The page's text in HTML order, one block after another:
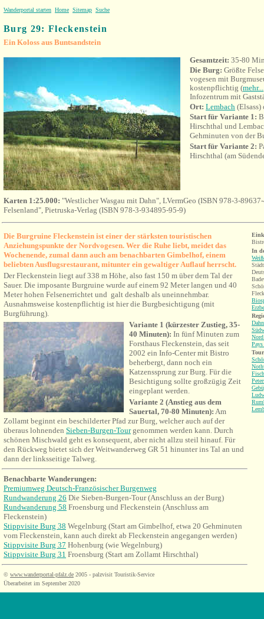
Wanderportal starten Home Sitemap Suche
Burg 29: Fleckenstein
Ein Koloss aus Buntsandstein
Gesamtzeit: 35-80
Die Burg: Größte
vogesen mit
kostenpflichtig (mehr...
Infozentrum mit
Ort: Lembach
Start für Variante 1:
Hirschthal und
Gehminuten von der
Start für Variante 2:
Hirschthal (am
Karten 1:25.000: "Westlicher Wasgau mit Dahn", LVermGeo (ISBN 978-3-
Felsenland", Pietruska-Verlag (ISBN 978-3-934895-95-9)
Die Burgruine Fleckenstein ist einer der stärksten touristischen
Anziehungspunkte der Nordvogesen. Wer die Ruhe liebt, meidet das
Wochenende, zumal dann auch am benachbarten Gimbelhof, einem
beliebten Ausflugsrestaurant, mitunter ein gewaltiger Auflauf herrscht.
Der Fleckenstein liegt auf 338 m Höhe, also fast 150 m über dem Tal der
Sauer. Die imposante Burgruine wurde auf einem 92 Meter langen und 40
Meter hohen Felsenerrichtet und galt deshalb als uneinnehmbar.
Ausnahmsweise kostenpflichtig ist hier die Burgbesichtigung (mit
Burgführung).
Variante 1 (kürzester Zustieg, 35-
40 Minuten): In fünf Minuten zum
Forsthaus Fleckenstein, das seit
2002 ein Info-Center mit Bistro
beherbergt, dann noch ein
Katzenssprung zur Burg. Für die
Besichtigung sollte großzügig Zeit
eingeplant werden.
Variante 2 (Anstieg aus dem
Sauertal, 70-80 Minuten): Am
Zollamt beginnt ein beschilderter Pfad zur Burg, welcher auch auf der
überaus lohnenden Sieben-Burgen-Tourgenommen werden kann. Durch
schönen Mischwald geht es konsequent, aber nicht allzu steil hinauf. Für
den Rückweg bietet sich der Weitwanderweg GR 51 hinunter ins Tal an und
dann der linksseitige Talweg.
Benachbarte Wanderungen:
Premiumweg Deutsch-Französischer Burgenweg
Rundwanderung 26 Die Sieben-Burgen-Tour (Anschluss an der Burg)
Rundwanderung 58 Froensburg und Fleckenstein (Anschluss am
Fleckenstein)
Stippvisite Burg 38 Wegelnburg (Start am Gimbelhof, etwa 20 Gehminuten
vom Fleckenstein, kann auch direkt ab Fleckenstein angegangen werden)
Stippvisite Burg 37 Hohenburg (wie Wegelnburg)
Stippvisite Burg 31 Froensburg (Start am Zollamt Hirschthal)
© www.wanderportal-pfalz.de 2005 - palzvisit Touristik-Service
Überarbeitet im September 2020
In
Nord